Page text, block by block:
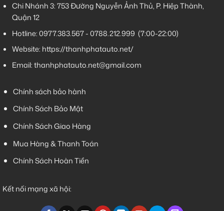
Chi Nhánh 3:753 Đường Nguyễn Ảnh Thủ, P. Hiệp Thành,
Quận 12
Hotline:0977.383.567-0788.212.999 (7:00-22:00)
Website: https://thanhphatauto.net/
Email:thanhphatauto.net@gmail.com
Chính sách bảo hành
Chính Sách Bảo Mật
Chính Sách Giao Hàng
Mua Hàng & Thanh Toán
Chính Sách Hoàn Tiền
Kết nối mạng xã hội: